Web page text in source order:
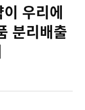
우리에
분리배출